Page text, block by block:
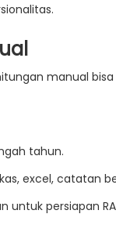
manual
tahun.
excel, catatan
untuk persiapan